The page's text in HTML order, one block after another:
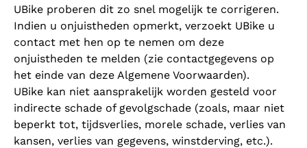
UBike proberen dit zo snel mogelijk te corrigeren.
Indien u onjuistheden opmerkt, verzoekt UBike u
contact met hen op te nemen om deze
onjuistheden te melden (zie contactgegevens op
het einde van deze Algemene Voorwaarden).
UBike kan niet aansprakelijk worden gesteld voor
indirecte schade of gevolgschade (zoals, maar niet
beperkt tot, tijdsverlies, morele schade, verlies van
kansen, verlies van gegevens, winstderving, etc.).